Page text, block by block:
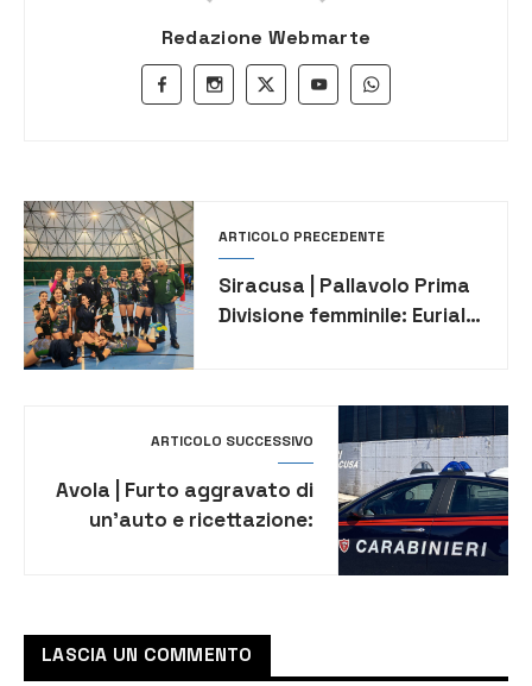
Redazione Webmarte
ARTICOLO PRECEDENTE
Siracusa | Pallavolo Prima
Divisione femminile: Eurialo
ARTICOLO SUCCESSIVO
Avola | Furto aggravato di
un’auto e ricettazione:
LASCIA UN COMMENTO